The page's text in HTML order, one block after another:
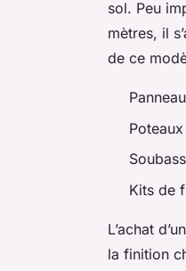
sol. Peu
mètres, il
de ce
Kits de
L’achat
la finition